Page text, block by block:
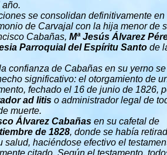
año.
se consolidan definitivamente en
de Carvajal con la hija menor de
Cabañas, Mª Jesús Álvarez
Parroquial del Espíritu Santo de
confianza de Cabañas en su yerno se
significativo: el otorgamiento de
fechado el 16 de junio de 1826,
ad litis o administrador legal de
muerte.
Álvarez Cabañas en su cafetal de
de 1828, donde se había
salud, haciéndose efectivo el
citado. Según el testamento,